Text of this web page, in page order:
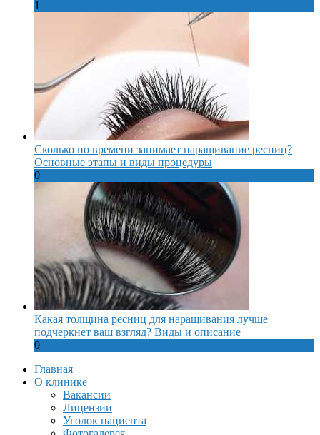
1
Сколько по времени занимает наращивание ресниц?
Основные этапы и виды процедуры
0
Какая толщина ресниц для наращивания лучше
подчеркнет ваш взгляд? Виды и описание
0
Главная
О клинике
Вакансии
Лицензии
Уголок пациента